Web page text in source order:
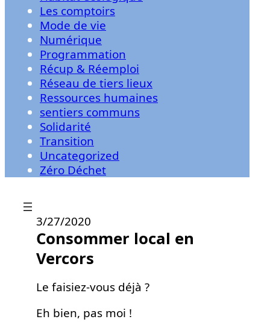
Les comptoirs
Mode de vie
Numérique
Programmation
Récup & Réemploi
Réseau de tiers lieux
Ressources humaines
sentiers communs
Solidarité
Transition
Uncategorized
Zéro Déchet
3/27/2020
Consommer local en
Vercors
Le faisiez-vous déjà ?
Eh bien, pas moi !